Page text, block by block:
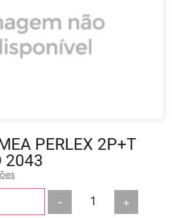
PERLEX 2P+T
2043
- +